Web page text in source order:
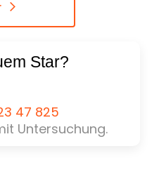
Star?
47 825
Untersuchung.